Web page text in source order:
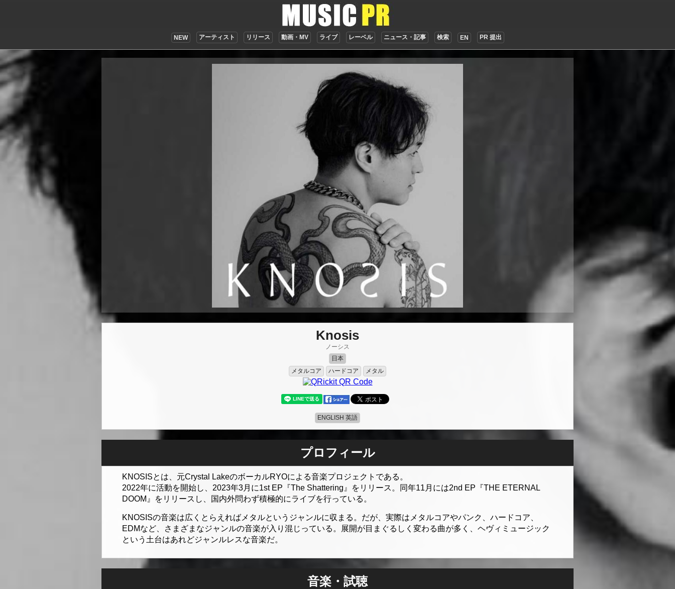
NEW アーティスト リリース 動画・MV ライブ レーベル ニュース・記事 検索 EN PR 提出
Knosis
ノーシス
日本
メタルコア
ハードコア メタル
ENGLISH 英語
プロフィール
KNOSISとは、元Crystal LakeのボーカルRYOによる音楽プロジェクトである。
2022年に活動を開始し、2023年3月に1st EP『The Shattering』をリリース。同年11月には2nd EP『THE ETERNAL
DOOM』をリリースし、国内外問わず積極的にライブを行っている。
KNOSISの音楽は広くとらえればメタルというジャンルに収まる。だが、実際はメタルコアやパンク、ハードコア、
EDMなど、さまざまなジャンルの音楽が入り混じっている。展開が目まぐるしく変わる曲が多く、ヘヴィミュージック
という土台はあれどジャンルレスな音楽だ。
音楽・試聴